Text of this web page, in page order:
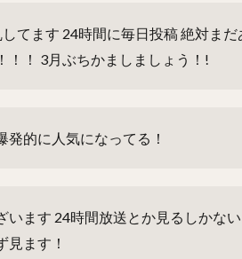
てます 24時間に毎日投稿絶対ま
！！ 3月ぶちかましましょう！!
的に人気になってる！
います 24時間放送とか見るしかな
見ます！